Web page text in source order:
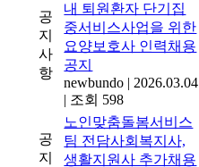
공
지
사
항
내 퇴원환자 단기집
중서비스사업을 위한
요양보호사 인력채용
공지
newbundo | 2026.03.04
| 조회 598
공
지
노인맞춤돌봄서비스
팀 전담사회복지사,
생활지원사 추가채용